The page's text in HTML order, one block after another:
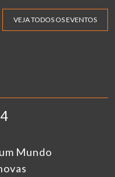
VEJA TODOS OS EVENTOS
Mundo